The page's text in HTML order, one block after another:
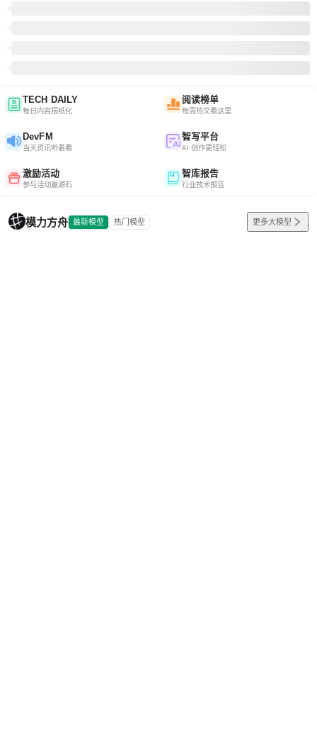
TECH DAILY
每日内容报纸化
阅读榜单
每周热文看这里
DevFM
当天资讯听着看
智写平台
AI 创作更轻松
激励活动
参与活动赢源石
智库报告
行业技术报告
模力方舟 最新模型 热门模型 更多大模型